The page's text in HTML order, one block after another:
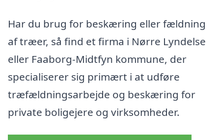
Har du brug for beskæring eller fældning
af træer, så find et firma i Nørre Lyndelse
eller Faaborg-Midtfyn kommune, der
specialiserer sig primært i at udføre
træfældningsarbejde og beskæring for
private boligejere og virksomheder.